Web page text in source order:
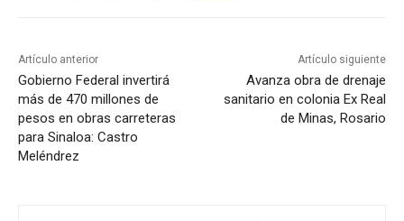
Artículo anterior
Gobierno Federal invertirá
más de 470 millones de
pesos en obras carreteras
para Sinaloa: Castro
Meléndrez
Artículo siguiente
Avanza obra de drenaje
sanitario en colonia Ex Real
de Minas, Rosario